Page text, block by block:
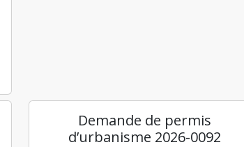
Demande de permis
d’urbanisme 2026-0092